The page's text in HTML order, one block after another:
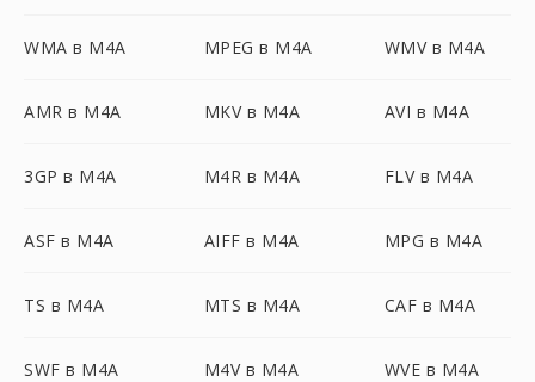
WMA в M4A MPEG в M4A WMV в M4A
AMR в M4A MKV в M4A AVI в M4A
3GP в M4A M4R в M4A FLV в M4A
ASF в M4A AIFF в M4A MPG в M4A
TS в M4A MTS в M4A CAF в M4A
SWF в M4A M4V в M4A WVE в M4A